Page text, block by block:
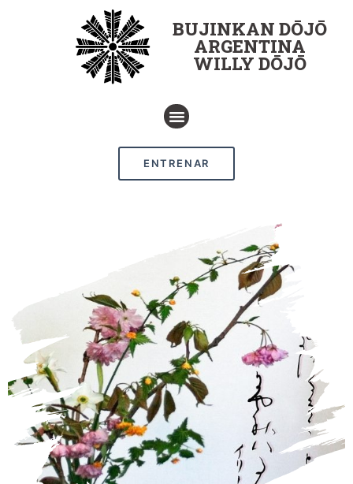
BUJINKAN DŌJŌ
ARGENTINA
WILLY DŌJŌ
ENTRENAR